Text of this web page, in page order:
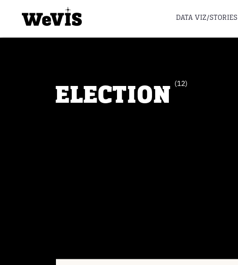
DATA VIZ/STORIES
ELECTION (12)